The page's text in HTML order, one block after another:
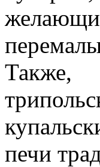
Также,
печи